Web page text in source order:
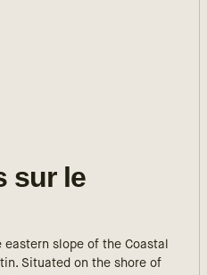
sur le
slope of the Coastal
Situated on the shore of